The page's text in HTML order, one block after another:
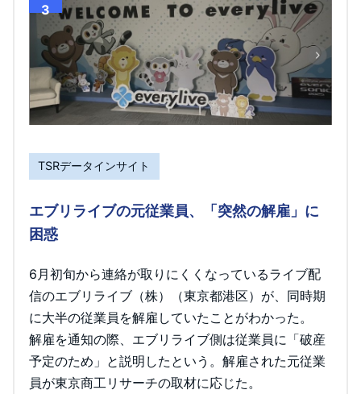
3
TSRデータインサイト
エブリライブの元従業員、「突然の解雇」に
困惑
6月初旬から連絡が取りにくくなっているライブ配
信のエブリライブ（株）（東京都港区）が、同時期
に大半の従業員を解雇していたことがわかった。
解雇を通知の際、エブリライブ側は従業員に「破産
予定のため」と説明したという。解雇された元従業
員が東京商工リサーチの取材に応じた。